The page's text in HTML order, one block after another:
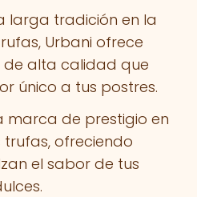
larga tradición en la
Urbani ofrece
alta calidad que
único a tus postres.
marca de prestigio en
ofreciendo
el sabor de tus